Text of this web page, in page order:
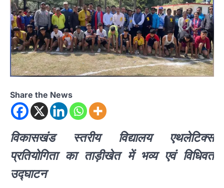
Share the News
विकासखंड स्तरीय विद्यालय एथलेटिक्स
प्रतियोगिता का ताड़ीखेत में भव्य एवं विधिवत
उद्घाटन